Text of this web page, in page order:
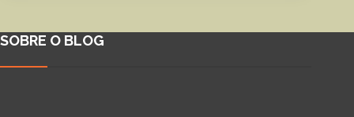
SOBRE O BLOG